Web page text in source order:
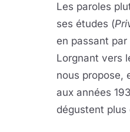
Les paroles
ses études (
en passant
Lorgnant vers
nous propose,
aux années
dégustent